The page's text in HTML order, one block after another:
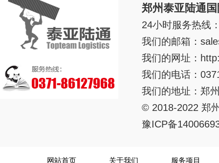
郑州泰亚陆通
24小时服务热线
我们的邮箱：
我们的网址：
我们的电话：
我们的地址：郑
© 2018-2022 郑
豫ICP备
网站首页 关于我们 服务项目